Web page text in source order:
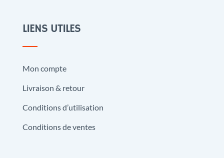
LIENS UTILES
Mon compte
Livraison & retour
Conditions d’utilisation
Conditions de ventes